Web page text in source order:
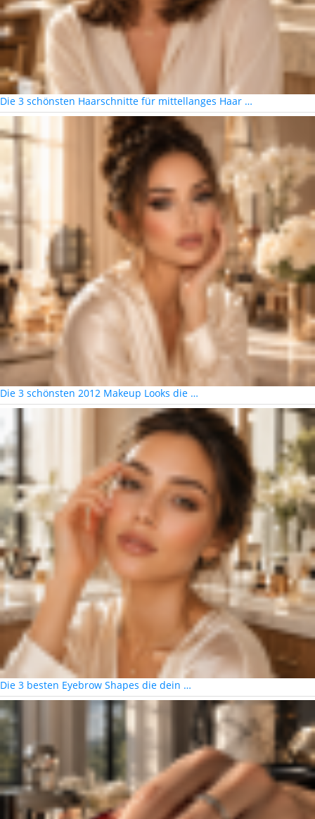
Die 3 schönsten Haarschnitte für mittellanges Haar …
Die 3 schönsten 2012 Makeup Looks die …
Die 3 besten Eyebrow Shapes die dein …